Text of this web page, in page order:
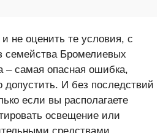
не оценить те условия, с
семейства Бромелиевых
– самая опасная ошибка,
допустить. И без последствий
если вы располагаете
освещение или